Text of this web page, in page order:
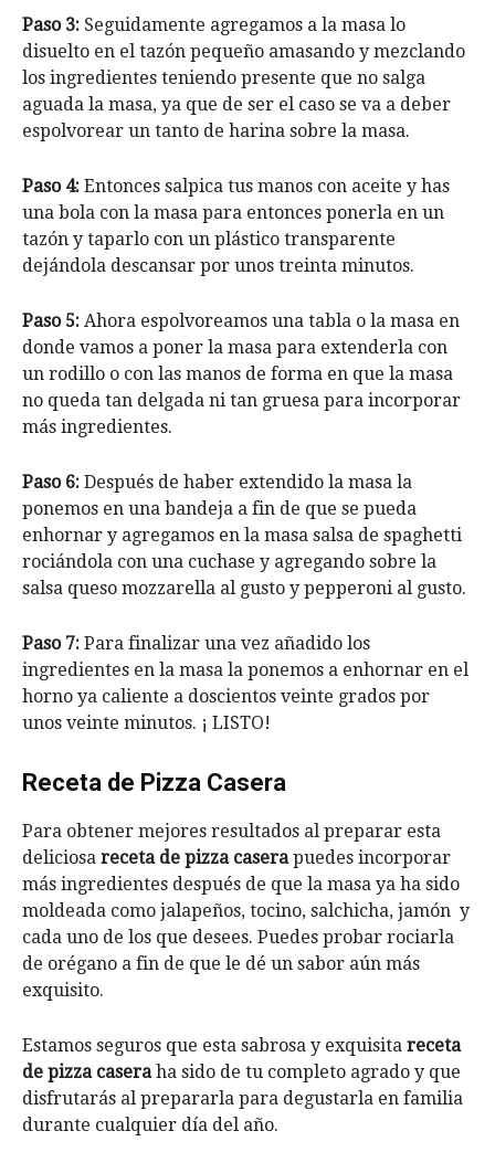
Paso 3: Seguidamente agregamos a la masa lo
disuelto en el tazón pequeño amasando y mezclando
los ingredientes teniendo presente que no salga
aguada la masa, ya que de ser el caso se va a deber
espolvorear un tanto de harina sobre la masa.
Paso 4: Entonces salpica tus manos con aceite y has
una bola con la masa para entonces ponerla en un
tazón y taparlo con un plástico transparente
dejándola descansar por unos treinta minutos.
Paso 5: Ahora espolvoreamos una tabla o la masa en
donde vamos a poner la masa para extenderla con
un rodillo o con las manos de forma en que la masa
no queda tan delgada ni tan gruesa para incorporar
más ingredientes.
Paso 6: Después de haber extendido la masa la
ponemos en una bandeja a fin de que se pueda
enhornar y agregamos en la masa salsa de spaghetti
rociándola con una cuchase y agregando sobre la
salsa queso mozzarella al gusto y pepperoni al gusto.
Paso 7: Para finalizar una vez añadido los
ingredientes en la masa la ponemos a enhornar en el
horno ya caliente a doscientos veinte grados por
unos veinte minutos. ¡ LISTO!
Receta de Pizza Casera
Para obtener mejores resultados al preparar esta
deliciosa receta de pizza caserapuedes incorporar
más ingredientes después de que la masa ya ha sido
moldeada como jalapeños, tocino, salchicha, jamón y
cada uno de los que desees. Puedes probar rociarla
de orégano a fin de que le dé un sabor aún más
exquisito.
Estamos seguros que esta sabrosa y exquisita receta
de pizza caseraha sido de tu completo agrado y que
disfrutarás al prepararla para degustarla en familia
durante cualquier día del año.